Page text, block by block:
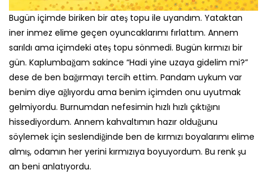
Bugün içimde biriken bir ateş topu ile uyandım. Yataktan
iner inmez elime geçen oyuncaklarımı fırlattım. Annem
sarıldı ama içimdeki ateş topu sönmedi. Bugün kırmızı bir
gün. Kaplumbağam sakince “Hadi yine uzaya gidelim mi?”
dese de ben bağırmayı tercih ettim. Pandam uykum var
benim diye ağlıyordu ama benim içimden onu uyutmak
gelmiyordu. Burnumdan nefesimin hızlı hızlı çıktığını
hissediyordum. Annem kahvaltımın hazır olduğunu
söylemek için seslendiğinde ben de kırmızı boyalarımı elime
almış, odamın her yerini kırmızıya boyuyordum. Bu renk şu
an beni anlatıyordu.